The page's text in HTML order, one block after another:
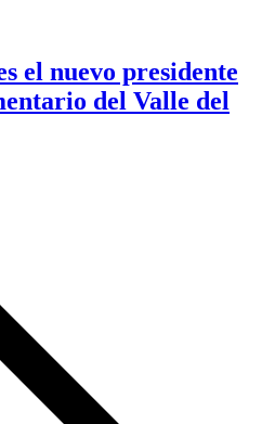
el nuevo presidente
del Valle del